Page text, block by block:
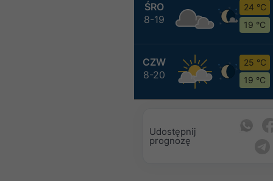
ŚRO
8-19
24 °C
19 °C
CZW
8-20
25 °C
19 °C
Udostępnij
prognozę